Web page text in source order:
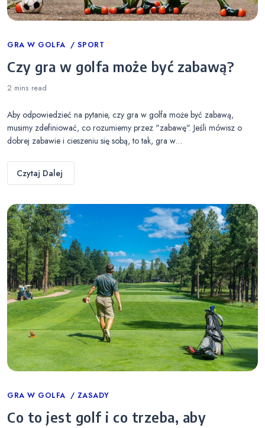
Categories
GRA W GOLFA SPORT
Czy gra w golfa może być zabawą?
2 mins read
Aby odpowiedzieć na pytanie, czy gra w golfa może być zabawą,
musimy zdefiniować, co rozumiemy przez "zabawę". Jeśli mówisz o
dobrej zabawie i cieszeniu się sobą, to tak, gra w…
Czytaj Dalej
Categories
GRA W GOLFA ZASADY
Co to jest golf i co trzeba, aby